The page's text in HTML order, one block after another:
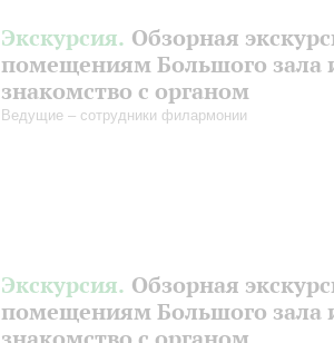
Экскурсия. Обзорная
помещениям Большого зала
знакомство с органом
Ведущие – сотрудники филармонии
Экскурсия. Обзорная
помещениям Большого зала